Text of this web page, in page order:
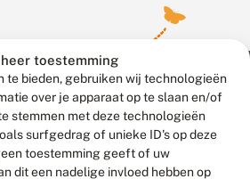
toestemming
te bieden, gebruiken wij technologieën
over je apparaat op te slaan en/of
stemmen met deze technologieën
surfgedrag of unieke ID's op deze
toestemming geeft of uw
dit een nadelige invloed hebben op
Vlinderstichting
door
Go2People
, ontworpen door
Blue Field Agency